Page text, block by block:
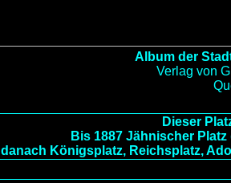
Album der
Verlag von
Dieser
Bis 1887 Jähnischer
danach Königsplatz, Reichsplatz,